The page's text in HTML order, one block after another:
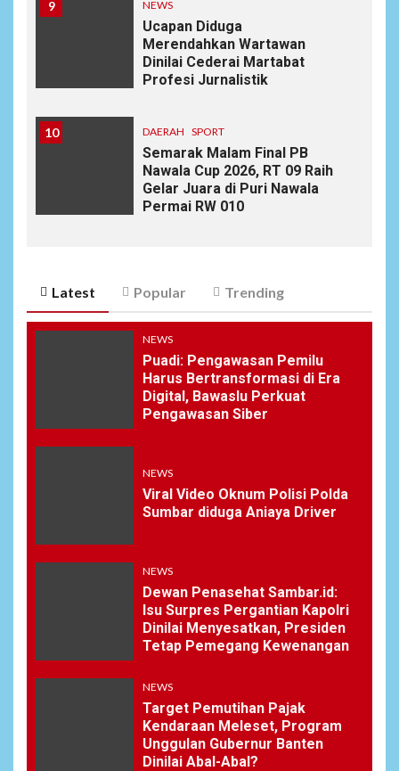
9 NEWS
Ucapan Diduga
Merendahkan Wartawan
Dinilai Cederai Martabat
Profesi Jurnalistik
10 DAERAH SPORT
Semarak Malam Final PB
Nawala Cup 2026, RT 09 Raih
Gelar Juara di Puri Nawala
Permai RW 010
Latest Popular Trending
NEWS
Puadi: Pengawasan Pemilu
Harus Bertransformasi di Era
Digital, Bawaslu Perkuat
Pengawasan Siber
NEWS
Viral Video Oknum Polisi Polda
Sumbar diduga Aniaya Driver
NEWS
Dewan Penasehat Sambar.id:
Isu Surpres Pergantian Kapolri
Dinilai Menyesatkan, Presiden
Tetap Pemegang Kewenangan
NEWS
Target Pemutihan Pajak
Kendaraan Meleset, Program
Unggulan Gubernur Banten
Dinilai Abal-Abal?